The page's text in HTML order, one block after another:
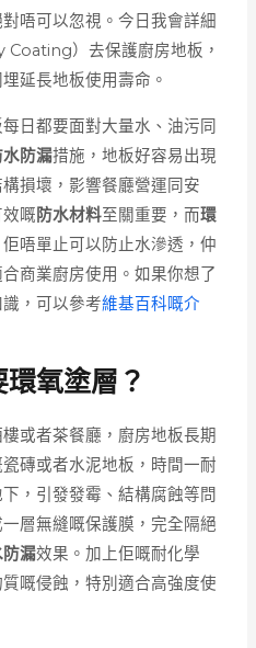
唔可以忽視。今日我會詳細
Coating）去保護廚房地板，
延長地板使用壽命。
日都要面對大量水、油污同
水防漏措施，地板好容易出現
損壞，影響餐廳營運同安
嘅防水材料至關重要，而環
唔單止可以防止水滲透，仲
商業廚房使用。如果你想了
識，可以參考維基百科嘅介
氧塗層？
或者茶餐廳，廚房地板長期
磚或者水泥地板，時間一耐
，引發發霉、結構腐蝕等問
一層無縫嘅保護膜，完全隔絕
防漏效果。加上佢嘅耐化學
嘅侵蝕，特別適合高強度使